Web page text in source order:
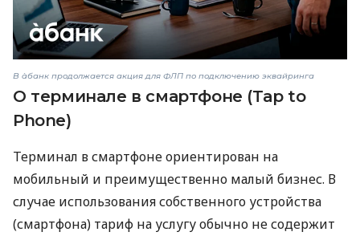
В àбанк продолжается акция для ФЛП по подключению эквайринга
О терминале в смартфоне (Tap to
Phone)
Терминал в смартфоне ориентирован на
мобильный и преимущественно малый бизнес. В
случае использования собственного устройства
(смартфона) тариф на услугу обычно не содержит